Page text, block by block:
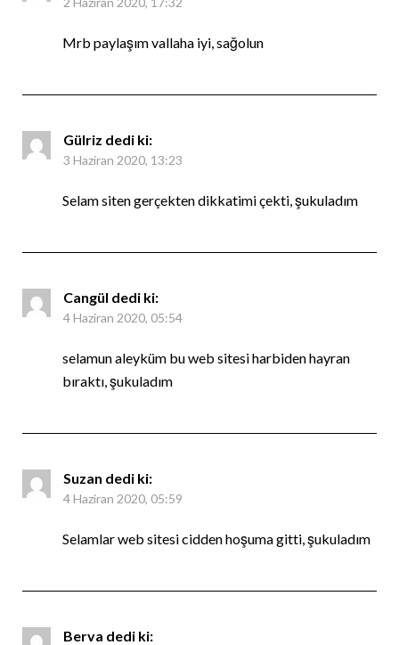
Mrb paylaşım vallaha iyi, sağolun
Gülriz dedi ki:
3 Haziran 2020, 13:23
Selam siten gerçekten dikkatimi çekti, şukuladım
Cangül dedi ki:
4 Haziran 2020, 05:54
selamun aleyküm bu web sitesi harbiden hayran
bıraktı, şukuladım
Suzan dedi ki:
4 Haziran 2020, 05:59
Selamlar web sitesi cidden hoşuma gitti, şukuladım
Berva dedi ki: